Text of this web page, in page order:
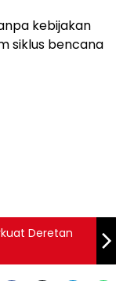
kebijakan
siklus bencana
Deretan